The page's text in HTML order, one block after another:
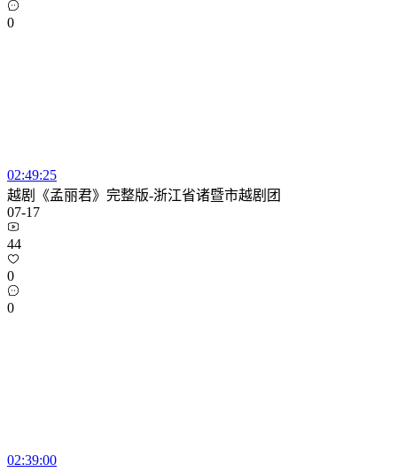
0
02:49:25
越剧《孟丽君》完整版-浙江省诸暨市越剧团
07-17
44
0
0
02:39:00